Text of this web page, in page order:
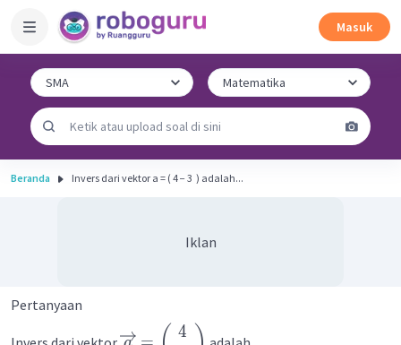
Masuk
Beranda Invers dari vektor a = ( 4 − 3 ​ ) adalah...
Iklan
Pertanyaan
4